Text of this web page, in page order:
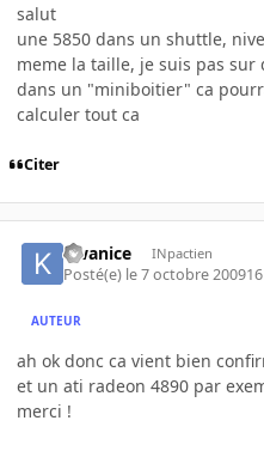
salut
une 5850 dans un shuttle,
meme la taille, je suis pas sur
dans un "miniboitier" ca
calculer tout ca
Citer
kwanice INpactien
Posté(e) le 7 octobre 2009
AUTEUR
ah ok donc ca vient bien
et un ati radeon 4890 par
merci !